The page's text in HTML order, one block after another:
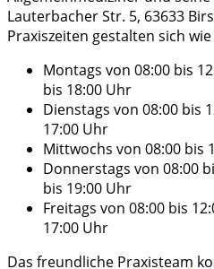
Lauterbacher Str. 5, 63633
Praxiszeiten gestalten sich
Montags von 08:00 bis
bis 18:00 Uhr
Dienstags von 08:00 bis
17:00 Uhr
Mittwochs von 08:00 bis
Donnerstags von 08:00
bis 19:00 Uhr
Freitags von 08:00 bis
17:00 Uhr
Das freundliche Praxisteam